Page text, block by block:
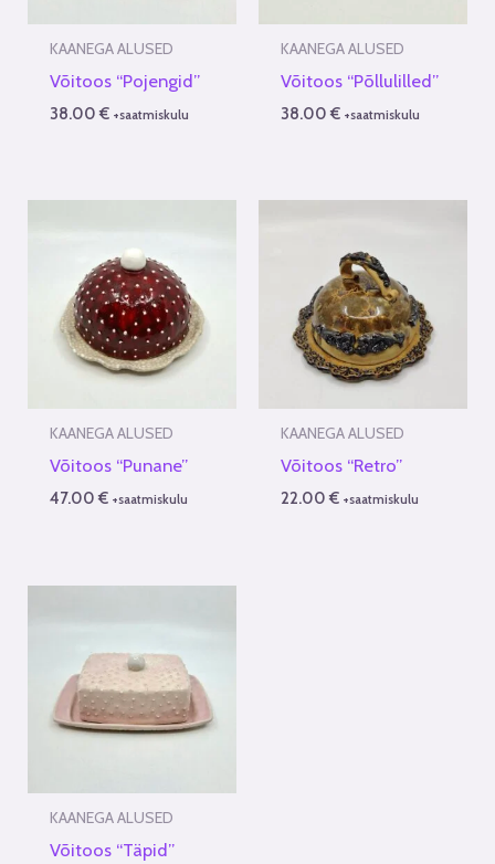
KAANEGA ALUSED
Võitoos “Pojengid”
38.00€ +saatmiskulu
KAANEGA ALUSED
Võitoos “Põllulilled”
38.00€ +saatmiskulu
KAANEGA ALUSED
Võitoos “Punane”
47.00€ +saatmiskulu
KAANEGA ALUSED
Võitoos “Retro”
22.00€ +saatmiskulu
KAANEGA ALUSED
Võitoos “Täpid”